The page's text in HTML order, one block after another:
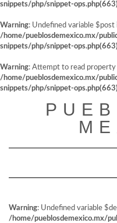
snippets/php/snippet-
Warning: Undefined variable $post
/home/pueblosdemexico.mx/
snippets/php/snippet-
Warning: Attempt to read
/home/pueblosdemexico.mx/
snippets/php/snippet-
Warning: Undefined variable
/home/pueblosdemexico.mx/